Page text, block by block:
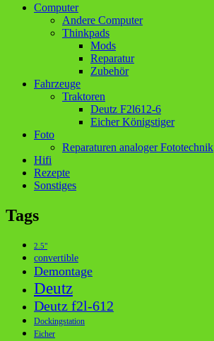
Computer
Andere Computer
Thinkpads
Mods
Reparatur
Zubehör
Fahrzeuge
Traktoren
Deutz F2l612-6
Eicher Königstiger
Foto
Reparaturen analoger Fototechnik
Hifi
Rezepte
Sonstiges
Tags
2.5"
convertible
Demontage
Deutz
Deutz f2l-612
Dockingstation
Eicher